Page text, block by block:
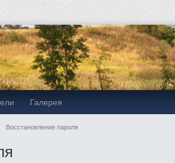
Галерея
Восстановление пароля